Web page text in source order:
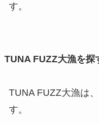
す。
TUNA FUZZ大漁を探
TUNA FUZZ大漁は
す。